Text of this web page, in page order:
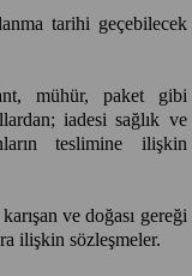
tarihi geçebilecek
mühür, paket gibi
iadesi sağlık ve
teslimine ilişkin
ve doğası gereği
ilişkin sözleşmeler.